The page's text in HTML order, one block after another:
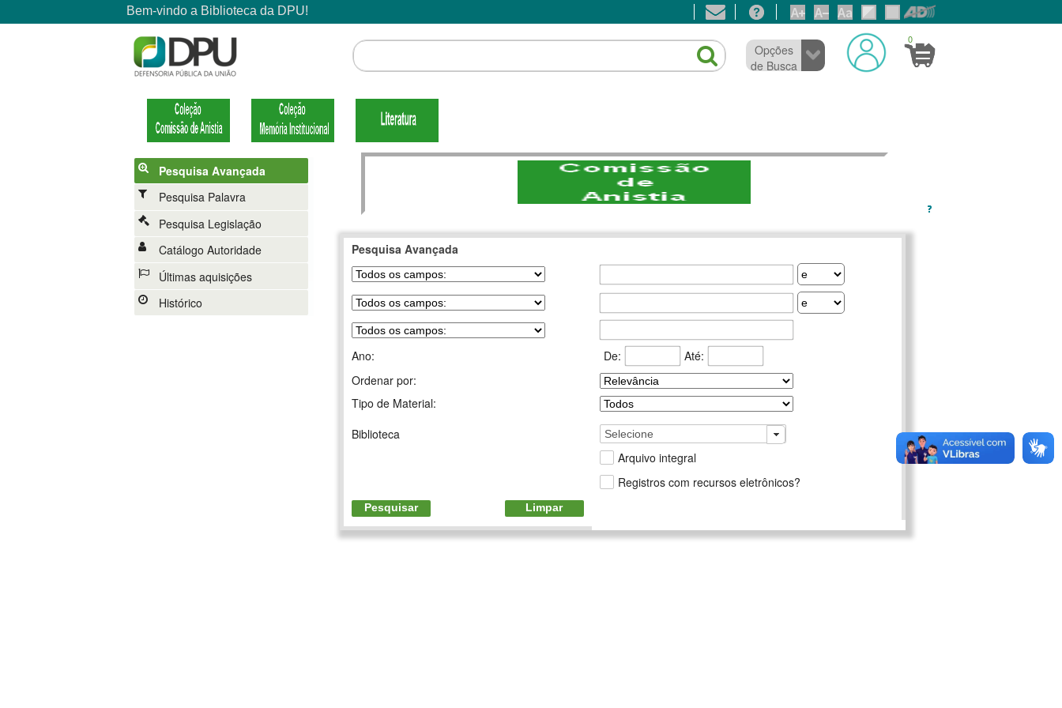
0
Opções
de Busca
Pesquisa Avançada
Pesquisa Palavra
Pesquisa Legislação
Catálogo Autoridade
Últimas aquisições
Histórico
Pesquisa Avançada
Ano: De:
Até:
Ordenar por:
Tipo de Material:
Biblioteca
Selecione
Arquivo integral
Registros com recursos eletrônicos?
Pesquisar Limpar